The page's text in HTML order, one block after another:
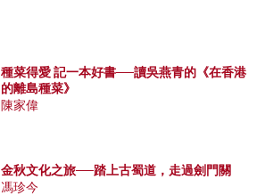
種菜得愛 記一本好書──讀吳燕青的《在香港
的離島種菜》
陳家偉
金秋文化之旅──踏上古蜀道，走過劍門關
馮珍今